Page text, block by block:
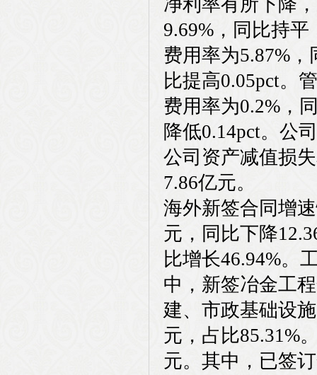
净利率有所下降
9.69%，同比持平
费用率为5.87%
比提高0.05pct。
费用率为0.2%，
降低0.14pct。公
公司资产减值损
7.86亿元。
海外新签合同增
元，同比下降
比增长46.94%。
中，新签冶金工
建、市政基础设
元，占比85.31%
元。其中，已签